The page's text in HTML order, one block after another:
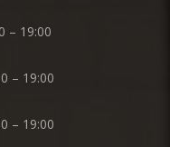
– 19:00
– 19:00
– 19:00